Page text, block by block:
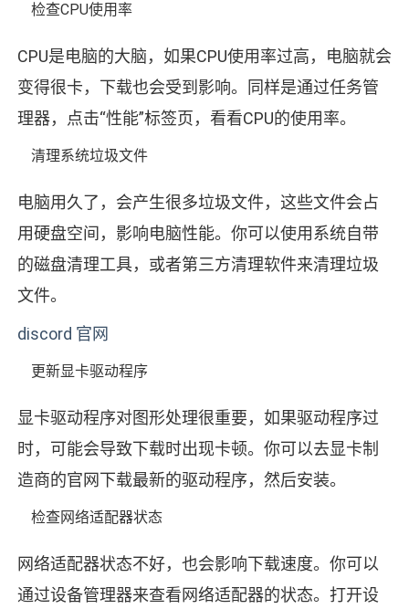
检查CPU使用率
CPU是电脑的大脑，如果CPU使用率过高，电脑就会
变得很卡，下载也会受到影响。同样是通过任务管
理器，点击“性能”标签页，看看CPU的使用率。
清理系统垃圾文件
电脑用久了，会产生很多垃圾文件，这些文件会占
用硬盘空间，影响电脑性能。你可以使用系统自带
的磁盘清理工具，或者第三方清理软件来清理垃圾
文件。
discord 官网
更新显卡驱动程序
显卡驱动程序对图形处理很重要，如果驱动程序过
时，可能会导致下载时出现卡顿。你可以去显卡制
造商的官网下载最新的驱动程序，然后安装。
检查网络适配器状态
网络适配器状态不好，也会影响下载速度。你可以
通过设备管理器来查看网络适配器的状态。打开设